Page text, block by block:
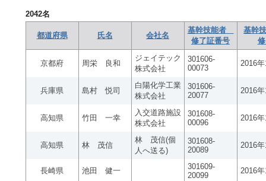
2042名
都道府県 氏名 会社名
基幹技能者
修了証番号
基幹
京都府 周栄 良和
ジェイテック
株式会社
301606-
00073
2016
兵庫県 島村 悦司
白陽化学工業
株式会社
301606-
20077
2016
高知県 竹田 一幸
入交道路施設
株式会社
301608-
00096
2016
高知県 林 茂信
林 茂信(個
人へ送る)
301608-
20089
2016
長崎県 池田 健一
301609-
20099
2016